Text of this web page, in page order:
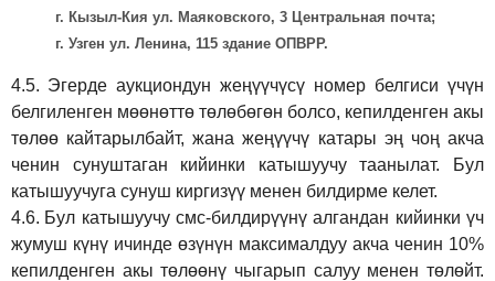
г. Кызыл-Кия ул. Маяковского, 3 Центральная почта;
г. Узген ул. Ленина, 115 здание ОПВРР.
4.5. Эгерде аукциондун жеңүүчүсү номер белгиси үчүн
белгиленген мөөнөттө төлөбөгөн болсо, кепилденген акы
төлөө кайтарылбайт, жана жеңүүчү катары эң чоң акча
ченин сунуштаган кийинки катышуучу таанылат. Бул
катышуучуга сунуш киргизүү менен билдирме келет.
4.6. Бул катышуучу смс-билдирүүнү алгандан кийинки үч
жумуш күнү ичинде өзүнүн максималдуу акча ченин 10%
кепилденген акы төлөөнү чыгарып салуу менен төлөйт.